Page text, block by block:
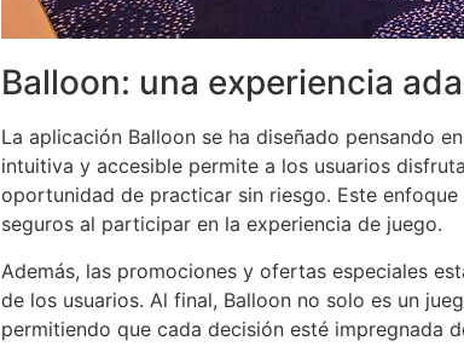
Balloon: una experiencia
La aplicación Balloon se ha diseñado pensando
intuitiva y accesible permite a los usuarios
oportunidad de practicar sin riesgo. Este
seguros al participar en la experiencia de juego.
Además, las promociones y ofertas especiales
de los usuarios. Al final, Balloon no solo es un
permitiendo que cada decisión esté impregnada